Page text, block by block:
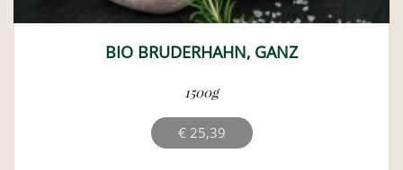
BIO BRUDERHAHN, GANZ
1500g
€ 25,39